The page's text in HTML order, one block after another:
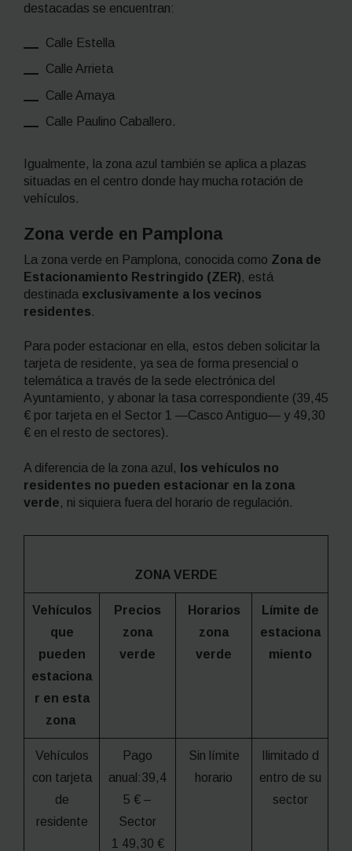
destacadas se encuentran:
Calle Estella
Calle Arrieta
Calle Amaya
Calle Paulino Caballero.
Igualmente, la zona azul también se aplica a plazas
situadas en el centro donde hay mucha rotación de
vehículos.
Zona verde en Pamplona
La zona verde en Pamplona, conocida como Zona de
Estacionamiento Restringido (ZER), está
destinada exclusivamente a los vecinos
residentes.
Para poder estacionar en ella, estos deben solicitar la
tarjeta de residente, ya sea de forma presencial o
telemática a través de la sede electrónica del
Ayuntamiento, y abonar la tasa correspondiente (39,45
€ por tarjeta en el Sector 1 —Casco Antiguo— y 49,30
€ en el resto de sectores).
A diferencia de la zona azul,
los vehículos no
residentes no pueden estacionar en la zona
verde, ni siquiera fuera del horario de regulación.
ZONA VERDE
Vehículos
que
pueden
estaciona
r en esta
zona
Precios
zona
verde
Horarios
zona
verde
Límite de
estaciona
miento
Vehículos
con tarjeta
de
residente
Pago
anual:39,4
5 € –
Sector
1 49,30 €
Sin límite
horario
Ilimitado d
entro de su
sector